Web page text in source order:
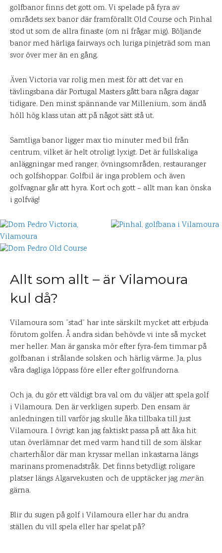
golfbanor finns det gott om. Vi spelade på fyra av
områdets sex banor där framförallt Old Course och Pinhal
stod ut som de allra finaste (om ni frågar mig). Böljande
banor med härliga fairways och luriga pinjeträd som man
svor över mer än en gång.
Även Victoria var rolig men mest för att det var en
tävlingsbana där Portugal Masters gått bara några dagar
tidigare. Den minst spännande var Millenium, som ändå
höll hög klass utan att på något sätt stå ut.
Samtliga banor ligger max tio minuter med bil från
centrum, vilket är helt otroligt lyxigt. Det är fullskaliga
anläggningar med ranger, övningsområden, restauranger
och golfshoppar. Golfbil är inga problem och även
golfvagnar går att hyra. Kort och gott – allt man kan önska
i golfväg!
Allt som allt – är Vilamoura
kul då?
Vilamoura som ”stad” har inte särskilt mycket att erbjuda
förutom golfen. Å andra sidan behövde vi inte så mycket
mer heller. Man är ganska mör efter fyra-fem timmar på
golfbanan i strålande solsken och härlig värme. Ja, plus
våra dagliga löppass före eller efter golfrundorna.
Och ja, du gör ett väldigt bra val om du väljer att spela golf
i Vilamoura. Den är verkligen superb. Den ensam är
anledningen till varför jag skulle åka tillbaka till just
Vilamoura. I övrigt kan jag faktiskt passa på att åka hit
utan överlämnar det med varm hand till de som älskar
charterhålor där man kryssar mellan inkastarna längs
marinans promenadstråk. Det finns betydligt roligare
platser längs Algarvekusten och de upptäcker jag merän
gärna.
Blir du sugen på golf i Vilamoura eller har du andra
ställen du vill spela eller har spelat på?